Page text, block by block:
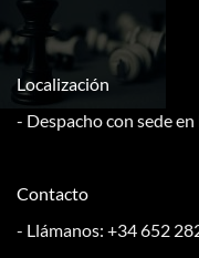
Localización
- Despacho con sede
Contacto
- Llámanos: +34 652